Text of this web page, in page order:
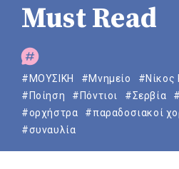
Must Read
#ΜΟΥΣΙΚΗ #Μνημείο #Νίκος
#Ποίηση
#Πόντιοι #Σερβία
#ορχήστρα
#παραδοσιακοί
#συναυλία